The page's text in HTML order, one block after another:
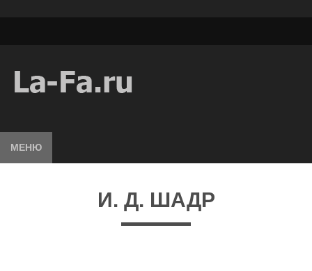
МЕНЮ
И. Д. ШАДР